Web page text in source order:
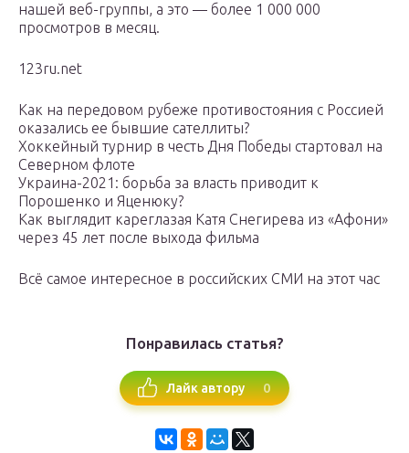
нашей веб-группы, а это — более 1 000 000
просмотров в месяц.
123ru.net
Как на передовом рубеже противостояния с Россией
оказались ее бывшие сателлиты?
Хоккейный турнир в честь Дня Победы стартовал на
Северном флоте
Украина-2021: борьба за власть приводит к
Порошенко и Яценюку?
Как выглядит кареглазая Катя Снегирева из «Афони»
через 45 лет после выхода фильма
Всё самое интересное в российских СМИ на этот час
Понравилась статья?
Лайк автору 0